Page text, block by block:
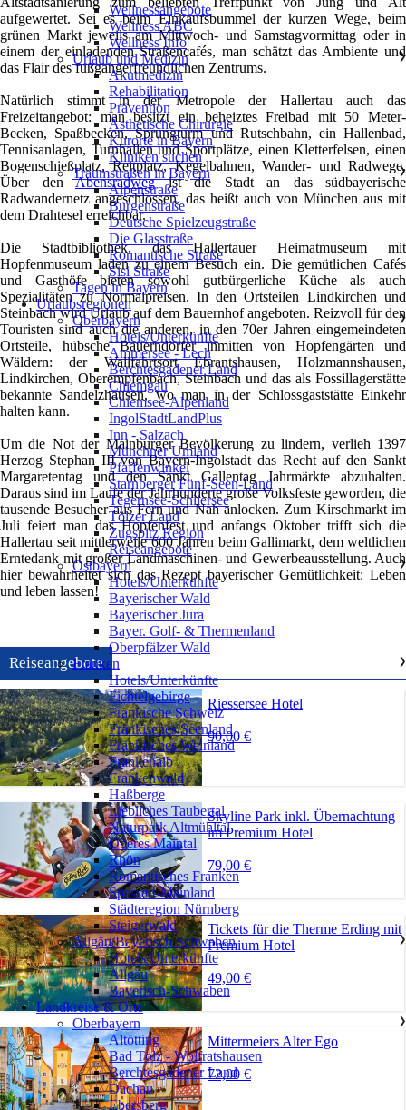
aufgewertet. Sei es beim Einkaufsbummel der kurzen Wege, beim
grünen Markt jeweils am Mittwoch- und Samstagvormittag oder in
einem der einladenden Straßencafés, man schätzt das Ambiente und
das Flair des fußgängerfreundlichen Zentrums.
Natürlich stimmt in der Metropole der Hallertau auch das
Freizeitangebot: man besitzt ein beheiztes Freibad mit 50 Meter-
Becken, Spaßbecken, Sprungturm und Rutschbahn, ein Hallenbad,
Tennisanlagen, Turnhallen und Sportplätze, einen Kletterfelsen, einen
Bogenschießplatz, Reitplatz, Kegelbahnen, Wander- und Radwege.
Über denAbensradwegist die Stadt an das südbayerische
Radwandernetz angeschlossen, das heißt auch von München aus mit
dem Drahtesel erreichbar.
Die Stadtbibliothek, das Hallertauer Heimatmuseum mit
Hopfenmuseum laden zu einem Besuch ein. Die gemütlichen Cafés
und Gasthöfe bieten sowohl gutbürgerliche Küche als auch
Spezialitäten zu Normalpreisen. In den Ortsteilen Lindkirchen und
Steinbach wird Urlaub auf dem Bauernhof angeboten. Reizvoll für den
Touristen sind auch die anderen, in den 70er Jahren eingemeindeten
Ortsteile, hübsche Bauerndörfer inmitten von Hopfengärten und
Wäldern: der Wallfahrtsort Ebrantshausen, Holzmannshausen,
Lindkirchen, Oberempfenbach, Steinbach und das als Fossillagerstätte
bekannte Sandelzhausen, wo man in der Schlossgaststätte Einkehr
halten kann.
Um die Not der Mainburger Bevölkerung zu lindern, verlieh 1397
Herzog Stephan III von Bayern-Ingolstadt das Recht auf den Sankt
Margaretentag und den Sankt Gallentag Jahrmärkte abzuhalten.
Daraus sind im Laufe der Jahrhunderte große Volksfeste geworden, die
tausende Besucher aus Fern und Nah anlocken. Zum Kirschmarkt im
Juli feiert man das Hopfenfest und anfangs Oktober trifft sich die
Hallertau seit mittlerweile 600 Jahren beim Gallimarkt, dem weltlichen
Erntedank mit großer Landmaschinen- und Gewerbeausstellung. Auch
hier bewahrheitet sich das Rezept bayerischer Gemütlichkeit: Leben
und leben lassen!
Reiseangebote
Riessersee Hotel
90,00 €
Skyline Park inkl. Übernachtung
im Premium Hotel
79,00 €
Tickets für die Therme Erding mit
Premium Hotel
49,00 €
Mittermeiers Alter Ego
72,00 €
Wellnessangebote
Wellness ABC
Wellness Info
Urlaub und Medizin
❯
Akutmedizin
Rehabilitation
Prävention
Ästhetische Chirurgie
Kurorte in Bayern
Kliniken suchen
Traumstraßen in Bayern
❯
Alpenstraße
Burgenstraße
Deutsche Spielzeugstraße
Die Glasstraße
Romantische Straße
Sisi Straße
Tagen in Bayern
Urlaubsregionen
Oberbayern
❯
Hotels/Unterkünfte
Ammersee - Lech
Berchtesgadener Land
Chiemgau
Chiemsee-Alpenland
IngolStadtLandPlus
Inn - Salzach
Münchner Umland
Pfaffenwinkel
Starnberger Fünf-Seen-Land
Tegernsee-Schliersee
Tölzer Land
Zugspitz Region
Reiseangebote
Ostbayern
❯
Hotels/Unterkünfte
Bayerischer Wald
Bayerischer Jura
Bayer. Golf- & Thermenland
Oberpfälzer Wald
Franken
❯
Hotels/Unterkünfte
Fichtelgebirge
Fränkische Schweiz
Fränkisches Seenland
Fränkisches Weinland
Frankenalb
Frankenwald
Haßberge
Liebliches Taubertal
Naturpark Altmühltal
Oberes Maintal
Rhön
Romantisches Franken
Spessart-Mainland
Städteregion Nürnberg
Steigerwald
Allgäu/Bayerisch Schwaben
❯
Hotels/Unterkünfte
Allgäu
Bayerisch-Schwaben
Landkreise & Orte
Oberbayern
❯
Altötting
Bad Tölz - Wolfratshausen
Berchtesgadener Land
Dachau
Ebersberg